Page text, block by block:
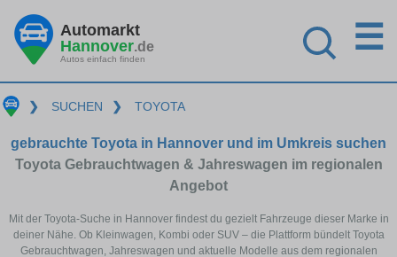
Automarkt
Hannover.de
Autos einfach finden
☰
❯ SUCHEN ❯ TOYOTA
gebrauchte Toyota in Hannover und im Umkreis suchen
Toyota Gebrauchtwagen & Jahreswagen im regionalen
Angebot
Mit der Toyota-Suche in Hannover findest du gezielt Fahrzeuge dieser Marke in
deiner Nähe. Ob Kleinwagen, Kombi oder SUV – die Plattform bündelt Toyota
Gebrauchtwagen, Jahreswagen und aktuelle Modelle aus dem regionalen